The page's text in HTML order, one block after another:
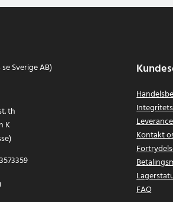
Sverige AB)
th
K
Kontakt
FAQ